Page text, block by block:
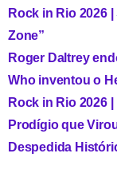
Rock in Rio 2026
Zone”
Roger Daltrey
Who inventou o
Rock in Rio 2026
Prodígio que
Despedida